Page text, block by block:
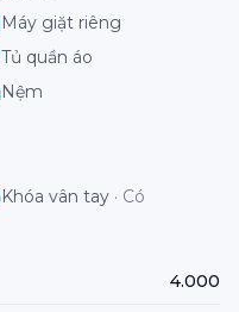
Máy giặt riêng
Tủ quần áo
Nệm
Khóa vân tay · Có
4.000